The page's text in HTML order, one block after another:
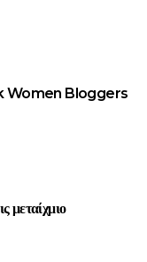
Women Bloggers
μεταίχμιο